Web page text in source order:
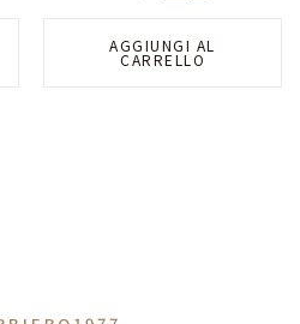
AGGIUNGI AL
CARRELLO